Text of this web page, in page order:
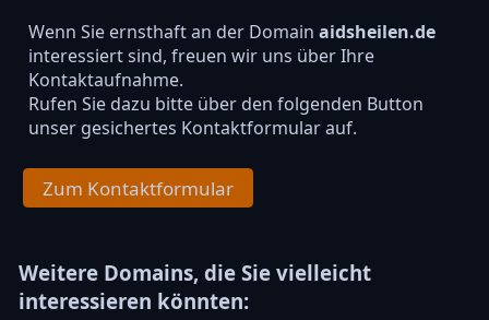
Wenn Sie ernsthaft an der Domain aidsheilen.de
interessiert sind, freuen wir uns über Ihre
Kontaktaufnahme.
Rufen Sie dazu bitte über den folgenden Button
unser gesichertes Kontaktformular auf.
Zum Kontaktformular
Weitere Domains, die Sie vielleicht
interessieren könnten: